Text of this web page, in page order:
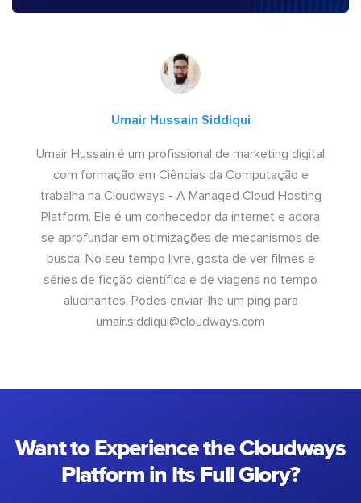
Umair Hussain Siddiqui
Umair Hussain é um profissional de marketing digital
com formação em Ciências da Computação e
trabalha na Cloudways - A Managed Cloud Hosting
Platform. Ele é um conhecedor da internet e adora
se aprofundar em otimizações de mecanismos de
busca. No seu tempo livre, gosta de ver filmes e
séries de ficção científica e de viagens no tempo
alucinantes. Podes enviar-lhe um ping para
umair.siddiqui@cloudways.com
Want to Experience the Cloudways
Platform in Its Full Glory?